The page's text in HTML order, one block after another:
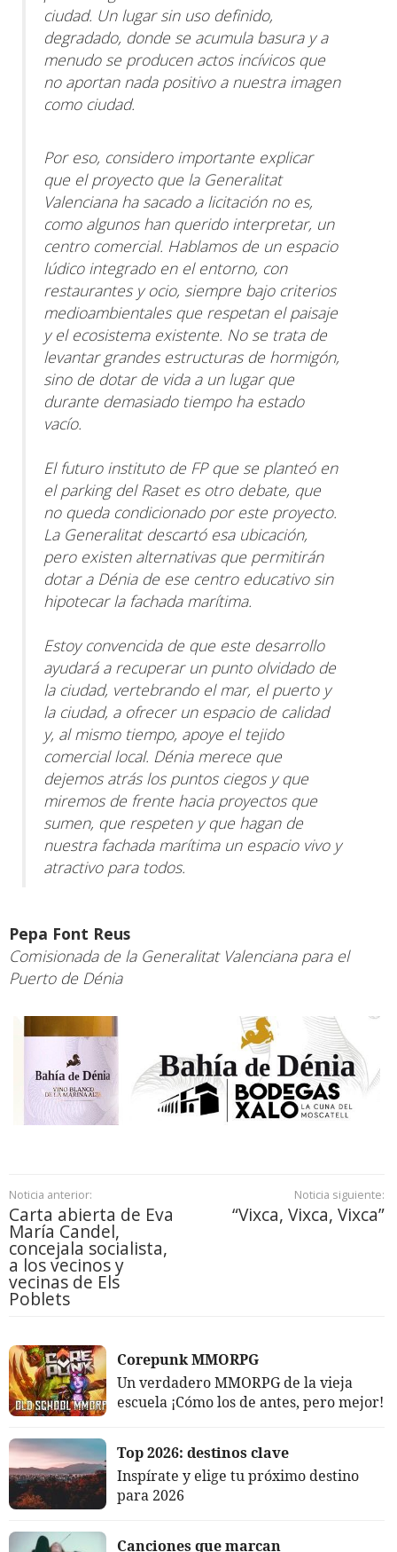
ciudad. Un lugar sin uso definido,
degradado, donde se acumula basura y a
menudo se producen actos incívicos que
no aportan nada positivo a nuestra imagen
como ciudad.
Por eso, considero importante explicar
que el proyecto que la Generalitat
Valenciana ha sacado a licitación no es,
como algunos han querido interpretar, un
centro comercial. Hablamos de un espacio
lúdico integrado en el entorno, con
restaurantes y ocio, siempre bajo criterios
medioambientales que respetan el paisaje
y el ecosistema existente. No se trata de
levantar grandes estructuras de hormigón,
sino de dotar de vida a un lugar que
durante demasiado tiempo ha estado
vacío.
El futuro instituto de FP que se planteó en
el parking del Raset es otro debate, que
no queda condicionado por este proyecto.
La Generalitat descartó esa ubicación,
pero existen alternativas que permitirán
dotar a Dénia de ese centro educativo sin
hipotecar la fachada marítima.
Estoy convencida de que este desarrollo
ayudará a recuperar un punto olvidado de
la ciudad, vertebrando el mar, el puerto y
la ciudad, a ofrecer un espacio de calidad
y, al mismo tiempo, apoye el tejido
comercial local. Dénia merece que
dejemos atrás los puntos ciegos y que
miremos de frente hacia proyectos que
sumen, que respeten y que hagan de
nuestra fachada marítima un espacio vivo y
atractivo para todos.
Pepa Font Reus
Comisionada de la Generalitat Valenciana para el
Puerto de Dénia
Noticia anterior:
Carta abierta de Eva
María Candel,
concejala socialista,
a los vecinos y
vecinas de Els
Poblets
Noticia siguiente:
“Vixca, Vixca, Vixca”
Corepunk MMORPG
Un verdadero MMORPG de la vieja
escuela ¡Cómo los de antes, pero mejor!
Top 2026: destinos clave
Inspírate y elige tu próximo destino
para 2026
Canciones que marcan